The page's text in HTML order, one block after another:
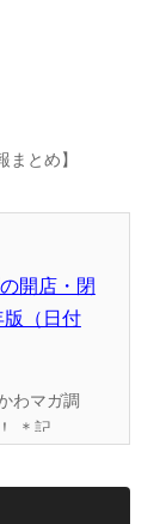
とめ】
開店・閉
版（日付
わマガ調
＊記...